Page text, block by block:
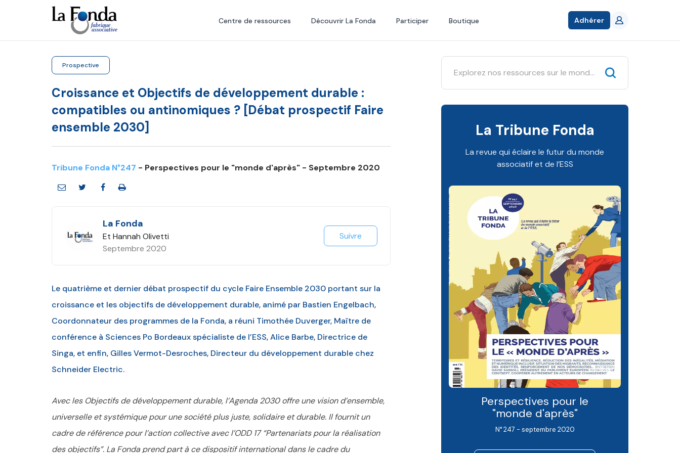
principal
Centre de ressources Découvrir La Fonda Participer Boutique Adhérer
Prospective
Croissance et Objectifs de développement durable :
compatibles ou antinomiques ? [Débat prospectif Faire
ensemble 2030]
Tribune Fonda N°247 - Perspectives pour le "monde d'après" - Septembre 2020
La Fonda
Et Hannah Olivetti
Septembre 2020
Suivre
Le quatrième et dernier débat prospectif du cycle Faire Ensemble 2030 portant sur la
croissance et les objectifs de développement durable, animé par Bastien Engelbach,
Coordonnateur des programmes de la Fonda, a réuni Timothée Duverger, Maître de
conférence à Sciences Po Bordeaux spécialiste de l’ESS, Alice Barbe, Directrice de
Singa, et enfin, Gilles Vermot-Desroches, Directeur du développement durable chez
Schneider Electric.
Avec les Objectifs de développement durable, l’Agenda 2030 offre une vision d’ensemble,
universelle et systémique pour une société plus juste, solidaire et durable. Il fournit un
cadre de référence pour l’action collective avec l’ODD 17 “Partenariats pour la réalisation
des objectifs”. La Fonda prend part à ce dispositif international dans le cadre du
La Tribune Fonda
La revue qui éclaire le futur du monde
associatif et de l’ESS
Perspectives pour le
"monde d'après"
N° 247 - septembre 2020